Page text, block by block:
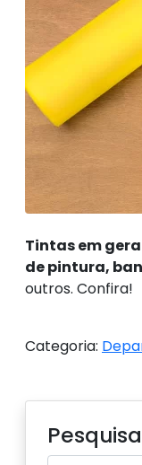
Tintas em
de pintura,
outros. Confira!
Categoria: